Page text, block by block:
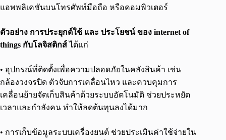
แอพพลิเคชันบนโทรศัพท์มือถือ หรือคอมพิวเตอร์
ตัวอย่าง การประยุกต์ใช้ และ ประโยชน์ ของ internet of
things กับโลจิสติกส์ได้แก่
• อุปกรณ์ที่ติดตั้งเพื่อความปลอดภัยในคลังสินค้า เช่น
กล้องวงจรปิด ตัวจับการเคลื่อนไหว และควบคุมการ
เคลื่อนย้ายจัดเก็บสินค้าด้วยระบบอัตโนมัติ ช่วยประหยัด
เวลาและกำลังคน ทำให้ลดต้นทุนลงได้มาก
• การเก็บข้อมูลระบบเครื่องยนต์ ช่วยประเมินค่าใช้จ่ายใน